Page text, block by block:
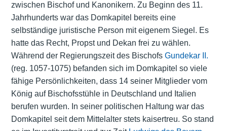
zwischen Bischof und Kanonikern. Zu Beginn des 11.
Jahrhunderts war das Domkapitel bereits eine
selbständige juristische Person mit eigenem Siegel . Es
hatte das Recht, Propst und Dekan frei zu wählen.
Während der Regierungszeit des Bischofs Gundekar II.
(reg. 1057-1075) befanden sich im Domkapitel so viele
fähige Persönlichkeiten, dass 14 seiner Mitglieder vom
König auf Bischofsstühle in Deutschland und Italien
berufen wurden. In seiner politischen Haltung war das
Domkapitel seit dem Mittelalter stets kaisertreu. So stand